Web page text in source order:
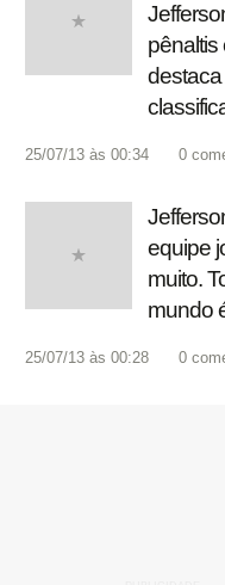
pênaltis
25/07/13 às 00:34 0
equipe
muito.
mundo
25/07/13 às 00:28 0